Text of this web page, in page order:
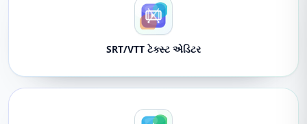
SRT/VTT ટેક્સ્ટ એડિટર